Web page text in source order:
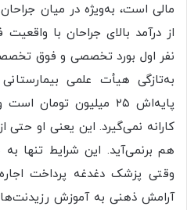
مالی است، به‌ویژه در میان
از درآمد بالای جراحان با
نفر اول بورد تخصصی و فوق
به‌تازگی هیأت علمی
پایه‌اش ۲۵ میلیون
کارانه نمی‌گیرد. این یعنی او
هم برنمی‌آید. این شرایط تنها
وقتی پزشک دغدغه‌ پرداخت اجاره
آرامش ذهنی به آموزش رزیدنت‌ها